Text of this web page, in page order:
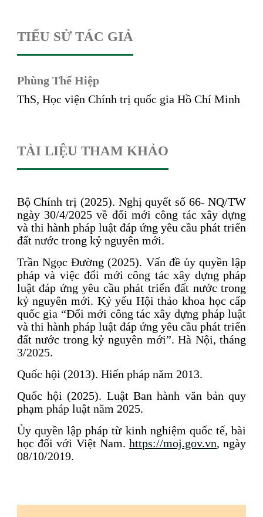
TIỂU SỬ TÁC GIẢ
Phùng Thế Hiệp
ThS, Học viện Chính trị quốc gia Hồ Chí Minh
TÀI LIỆU THAM KHẢO
Bộ Chính trị (2025). Nghị quyết số 66- NQ/TW
ngày 30/4/2025 về đổi mới công tác xây dựng
và thi hành pháp luật đáp ứng yêu cầu phát triển
đất nước trong kỷ nguyên mới.
Trần Ngọc Đường (2025). Vấn đề ủy quyền lập
pháp và việc đổi mới công tác xây dựng pháp
luật đáp ứng yêu cầu phát triển đất nước trong
kỷ nguyên mới. Kỷ yếu Hội thảo khoa học cấp
quốc gia “Đổi mới công tác xây dựng pháp luật
và thi hành pháp luật đáp ứng yêu cầu phát triển
đất nước trong kỷ nguyên mới”. Hà Nội, tháng
3/2025.
Quốc hội (2013). Hiến pháp năm 2013.
Quốc hội (2025). Luật Ban hành văn bản quy
phạm pháp luật năm 2025.
Ủy quyền lập pháp từ kinh nghiệm quốc tế, bài
học đối với Việt Nam.https://moj.gov.vn, ngày
08/10/2019.